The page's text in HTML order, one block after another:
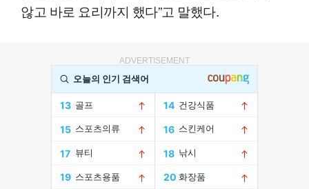
않고 바로 요리까지 했다”고 말했다.
ADVERTISEMENT